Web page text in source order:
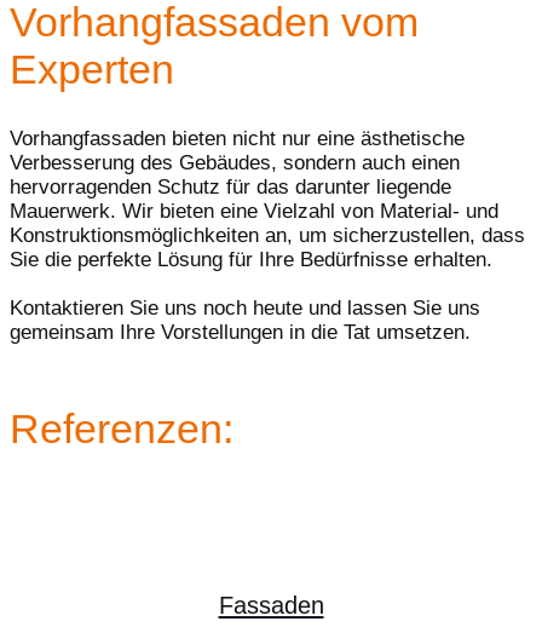
Vorhangfassaden vom
Experten
Vorhangfassaden bieten nicht nur eine ästhetische
Verbesserung des Gebäudes, sondern auch einen
hervorragenden Schutz für das darunter liegende
Mauerwerk. Wir bieten eine Vielzahl von Material- und
Konstruktionsmöglichkeiten an, um sicherzustellen, dass
Sie die perfekte Lösung für Ihre Bedürfnisse erhalten.
Kontaktieren Sie uns noch heute und lassen Sie uns
gemeinsam Ihre Vorstellungen in die Tat umsetzen.
Referenzen:
Fassaden